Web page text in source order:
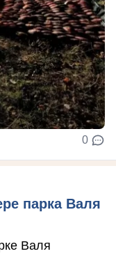
0
парка Валя
Валя